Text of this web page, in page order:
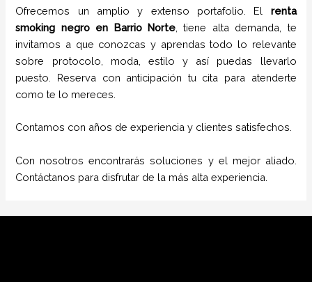
Ofrecemos un amplio y extenso portafolio. El renta
smoking negroen Barrio Norte , tiene alta demanda, te
invitamos a que conozcas y aprendas todo lo relevante
sobre protocolo, moda, estilo y así puedas llevarlo
puesto. Reserva con anticipación tu cita para atenderte
como te lo mereces.
Contamos con años de experiencia y clientes satisfechos.
Con nosotros encontrarás soluciones y el mejor aliado.
Contáctanos para disfrutar de la más alta experiencia.